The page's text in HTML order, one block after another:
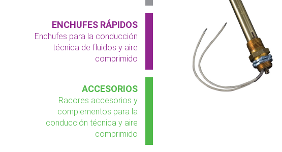
ENCHUFES RÁPIDOS
Enchufes para la conducción
técnica de fluidos y aire
comprimido
ACCESORIOS
Racores accesorios y
complementos para la
conducción técnica y aire
comprimido